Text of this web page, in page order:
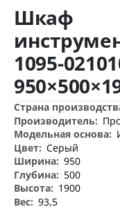
к
началу
изображений
Шкаф
1095-
Дополнительная
информация
Серый
950
500
1900
93,5